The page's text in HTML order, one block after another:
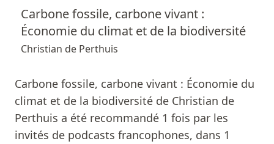
Carbone fossile, carbone vivant :
Économie du climat et de la biodiversité
Christian de Perthuis
Carbone fossile, carbone vivant : Économie du
climat et de la biodiversité de Christian de
Perthuis a été recommandé 1 fois par les
invités de podcasts francophones, dans 1